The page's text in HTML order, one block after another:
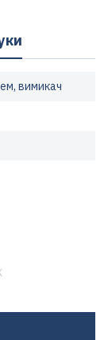
вимикач